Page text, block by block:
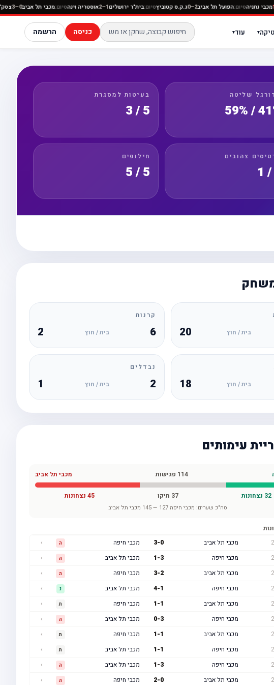
0–1 מכבי נתניהסיום:הפועל תל אביב2–0 ג.ק.ס קטוביץסיום:בית"ר ירושלים1–2 אוסטריה וינהסיום:מכבי תל אביב
▾ עוד▾ כניסה הרשמה
שליטה
41% /
בעיטות למסגרת
5 / 3
צהובים חילופים
5 / 5
משחק
בית / חוץ 20
קרנות
6 בית / חוץ 2
בית / חוץ 18
נבדלים
2 בית / חוץ 1
עימותים
114 פגישות מכבי תל אביב
32 נצחונות 37 תיקו 45 נצחונות
סה"כ שערים: מכבי חיפה 127
—
145 מכבי תל אביב
מכבי תל אביב 3-0 מכבי חיפה ה
›
מכבי חיפה 1-3 מכבי תל אביב ה
›
מכבי תל אביב 3-2 מכבי חיפה ה
›
מכבי חיפה 4-1 מכבי תל אביב נ
›
מכבי תל אביב 1-1 מכבי חיפה ת
›
מכבי חיפה 0-3 מכבי תל אביב ה
›
מכבי תל אביב 1-1 מכבי חיפה ת
›
מכבי חיפה 1-1 מכבי תל אביב ת
›
מכבי חיפה 1-3 מכבי תל אביב ה
›
מכבי תל אביב 2-0 מכבי חיפה ה ›